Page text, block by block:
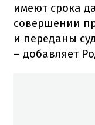
имеют срока
совершении
и переданы
– добавляет